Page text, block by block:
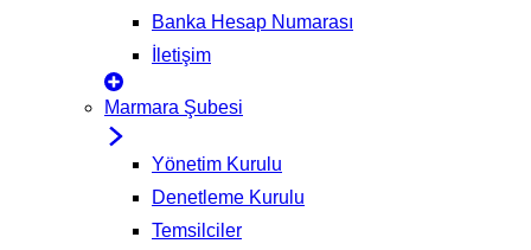
Banka Hesap Numarası
İletişim
Marmara Şubesi
Yönetim Kurulu
Denetleme Kurulu
Temsilciler